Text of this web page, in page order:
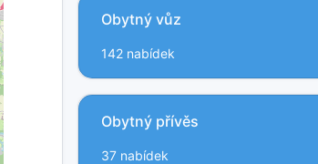
Obytný vůz
142 nabídek
Obytný přívěs
37 nabídek